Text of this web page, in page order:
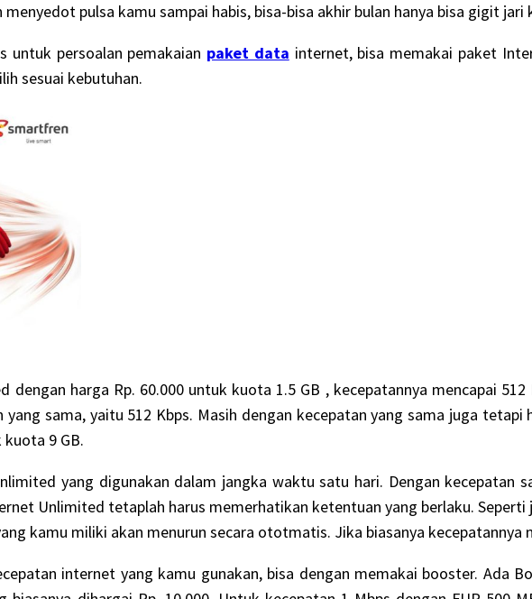
menyedot pulsa kamu sampai habis, bisa-bisa akhir bulan hanya bisa gigit
untuk persoalan pemakaian paket data internet, bisa memakai paket
sesuai kebutuhan.
harga Rp. 60.000 untuk kuota 1.5 GB , kecepatannya mencapai
yang sama, yaitu 512 Kbps. Masih dengan kecepatan yang sama juga
9 GB.
yang digunakan dalam jangka waktu satu hari. Dengan kecepatan
Unlimited tetaplah harus memerhatikan ketentuan yang berlaku.
kamu miliki akan menurun secara ototmatis. Jika biasanya kecepatannya
internet yang kamu gunakan, bisa dengan memakai booster. Ada